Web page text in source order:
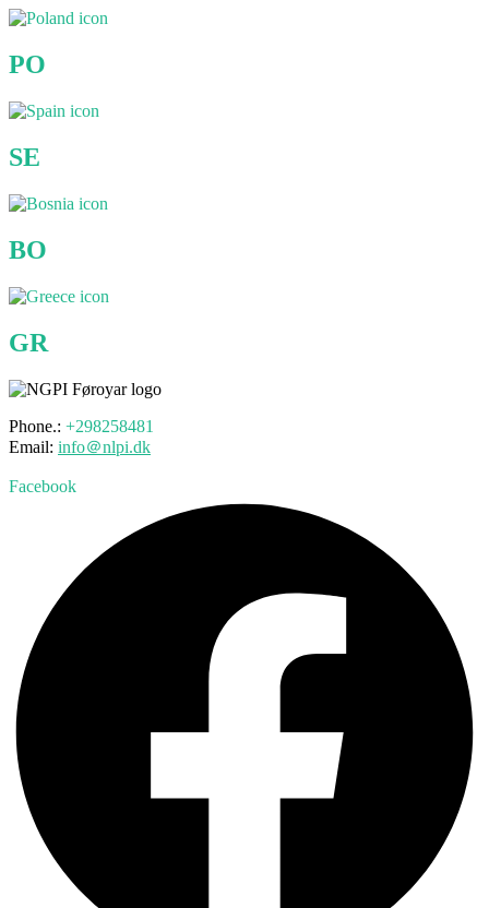
PO
SE
BO
GR
Phone.: +298258481
Email: info＠nlpi.dk
Facebook